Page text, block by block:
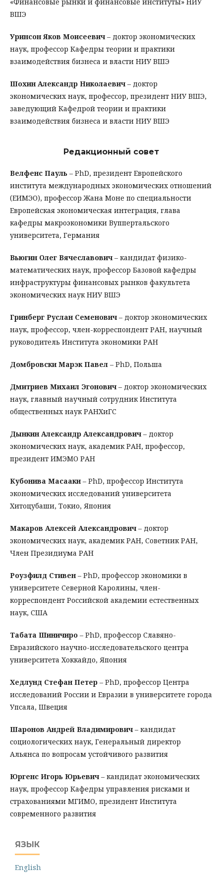
ВШЭ
Уринсон Яков Моисеевич – доктор экономических
наук, профессор Кафедры теории и практики
взаимодействия бизнеса и власти НИУ ВШЭ
Шохин Александр Николаевич – доктор
экономических наук, профессор, президент НИУ ВШЭ,
заведующий Кафедрой теории и практики
взаимодействия бизнеса и власти НИУ ВШЭ
Редакционный совет
Велфенс Пауль – PhD, президент Европейского
института международных экономических отношений
(ЕИМЭО), профессор Жана Моне по специальности
Европейская экономическая интеграция, глава
кафедры макроэкономики Вуппертальского
университета, Германия
Вьюгин Олег Вячеславович – кандидат физико-
математических наук, профессор Базовой кафедры
инфраструктуры финансовых рынков факультета
экономических наук НИУ ВШЭ
Гринберг Руслан Семенович – доктор экономических
наук, профессор, член-корреспондент РАН, научный
руководитель Института экономики РАН
Домбровски Марэк Павел – PhD, Польша
Дмитриев Михаил Эгонович – доктор экономических
наук, главный научный сотрудник Института
общественных наук РАНХиГС
Дынкин Александр Александрович – доктор
экономических наук, академик РАН, профессор,
президент ИМЭМО РАН
Кубонива Масааки– PhD, профессор Института
экономических исследований университета
Хитоцубаши, Токио, Япония
Макаров Алексей Александрович – доктор
экономических наук, академик РАН, Советник РАН,
Член Президиума РАН
Роузфилд Стивен– PhD, профессор экономики в
университете Северной Каролины, член-
корреспондент Российской академии естественных
наук, США
Табата Шиничиро – PhD, профессор Славяно-
Евразийского научно-исследовательского центра
университета Хоккайдо, Япония
Хедлунд Стефан Петер – PhD, профессор Центра
исследований России и Евразии в университете города
Упсала, Швеция
Шаронов Андрей Владимирович – кандидат
социологических наук, Генеральный директор
Альянса по вопросам устойчивого развития
Юргенс Игорь Юрьевич – кандидат экономических
наук, профессор Кафедры управления рисками и
страхованиями МГИМО, президент Института
современного развития
ЯЗЫК
English